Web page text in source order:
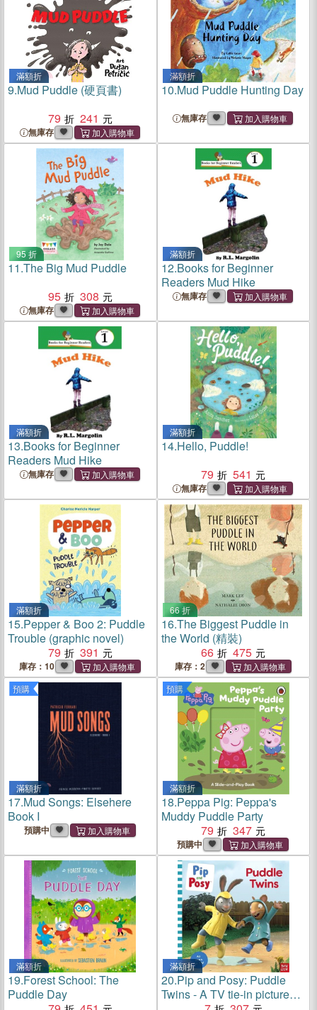
滿額折
9.Mud Puddle (硬頁書)
79
241
無庫存
滿額折
10.Mud Puddle Hunting Day
無庫存
95 折
11.The Big Mud Puddle
95
308
無庫存
滿額折
12.Books for Beginner
Readers Mud Hike
無庫存
滿額折
13.Books for Beginner
Readers Mud Hike
無庫存
滿額折
14.Hello, Puddle!
79
541
無庫存
滿額折
15.Pepper & Boo 2: Puddle
Trouble (graphic novel)
79
391
庫存：10
66 折
16.The Biggest Puddle in
the World (精裝)
66
475
庫存：2
預購
滿額折
17.Mud Songs: Elsehere
Book I
預購中
預購
滿額折
18.Peppa Pig: Peppa's
Muddy Puddle Party
79
347
預購中
滿額折
19.Forest School: The
Puddle Day
滿額折
20.Pip and Posy: Puddle
Twins - A TV tie-in picture